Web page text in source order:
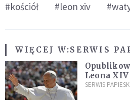
#kościół #leon xiv
WIĘCEJ W:SERWIS
Leona
SERWIS PAPIESKI